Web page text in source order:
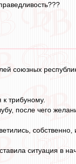
союзных
трибуному.
после чего
ситуация в